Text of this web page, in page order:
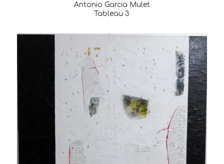
Antonio Garcia Mulet
Tableau 3